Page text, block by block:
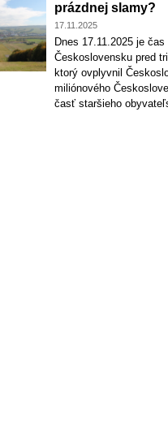
prázdnej slamy?
17.11.2025
Dnes 17.11.2025 je
Československu pred
ktorý ovplyvnil
miliónového
časť staršieho